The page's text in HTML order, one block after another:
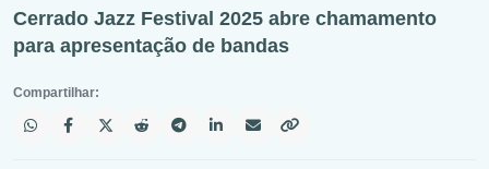
Cerrado Jazz Festival 2025 abre chamamento
para apresentação de bandas
Compartilhar: